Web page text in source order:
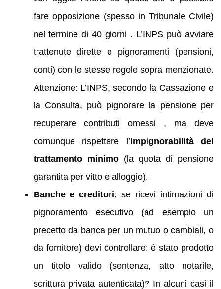
fare opposizione (spesso in Tribunale Civile)
nel termine di 40 giorni . L’INPS può avviare
trattenute dirette e pignoramenti (pensioni,
conti) con le stesse regole sopra menzionate.
Attenzione: L’INPS, secondo la Cassazione e
la Consulta, può pignorare la pensione per
recuperare contributi omessi , ma deve
comunque rispettare l’impignorabilità del
trattamento minimo(la quota di pensione
garantita per vitto e alloggio).
Banche e creditori: se ricevi intimazioni di
pignoramento esecutivo (ad esempio un
precetto da banca per un mutuo o cambiali, o
da fornitore) devi controllare: è stato prodotto
un titolo valido (sentenza, atto notarile,
scrittura privata autenticata)? In alcuni casi il